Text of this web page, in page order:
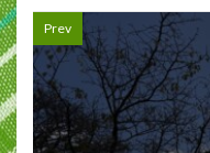
Prev